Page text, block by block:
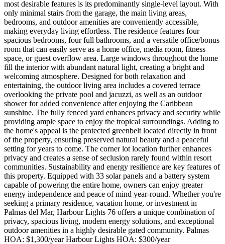
most desirable features is its predominantly single-level layout. With
only minimal stairs from the garage, the main living areas,
bedrooms, and outdoor amenities are conveniently accessible,
making everyday living effortless. The residence features four
spacious bedrooms, four full bathrooms, and a versatile office/bonus
room that can easily serve as a home office, media room, fitness
space, or guest overflow area. Large windows throughout the home
fill the interior with abundant natural light, creating a bright and
welcoming atmosphere. Designed for both relaxation and
entertaining, the outdoor living area includes a covered terrace
overlooking the private pool and jacuzzi, as well as an outdoor
shower for added convenience after enjoying the Caribbean
sunshine. The fully fenced yard enhances privacy and security while
providing ample space to enjoy the tropical surroundings. Adding to
the home's appeal is the protected greenbelt located directly in front
of the property, ensuring preserved natural beauty and a peaceful
setting for years to come. The corner lot location further enhances
privacy and creates a sense of seclusion rarely found within resort
communities. Sustainability and energy resilience are key features of
this property. Equipped with 33 solar panels and a battery system
capable of powering the entire home, owners can enjoy greater
energy independence and peace of mind year-round. Whether you're
seeking a primary residence, vacation home, or investment in
Palmas del Mar, Harbour Lights 76 offers a unique combination of
privacy, spacious living, modern energy solutions, and exceptional
outdoor amenities in a highly desirable gated community. Palmas
HOA: $1,300/year Harbour Lights HOA: $300/year